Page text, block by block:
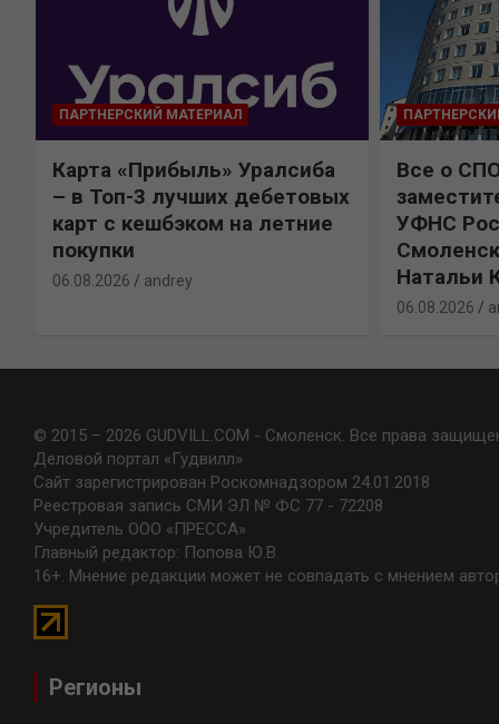
ПАРТНЕРСКИЙ МАТЕРИАЛ
Карта «Прибыль» Уралсиба
– в Топ-3 лучших дебетовых
карт с кешбэком на летние
покупки
06.08.2026 andrey
Все о
УФНС
Натальи
06.08.2026
© 2015 – 2026 GUDVILL.COM - Смоленск. Все права
Деловой портал «Гудвилл»
Сайт зарегистрирован Роскомнадзором 24.01.2018
Реестровая запись СМИ ЭЛ № ФС 77 - 72208
Учредитель ООО «ПРЕССА»
Главный редактор: Попова Ю.В.
16+. Мнение редакции может не совпадать с мнением
Регионы